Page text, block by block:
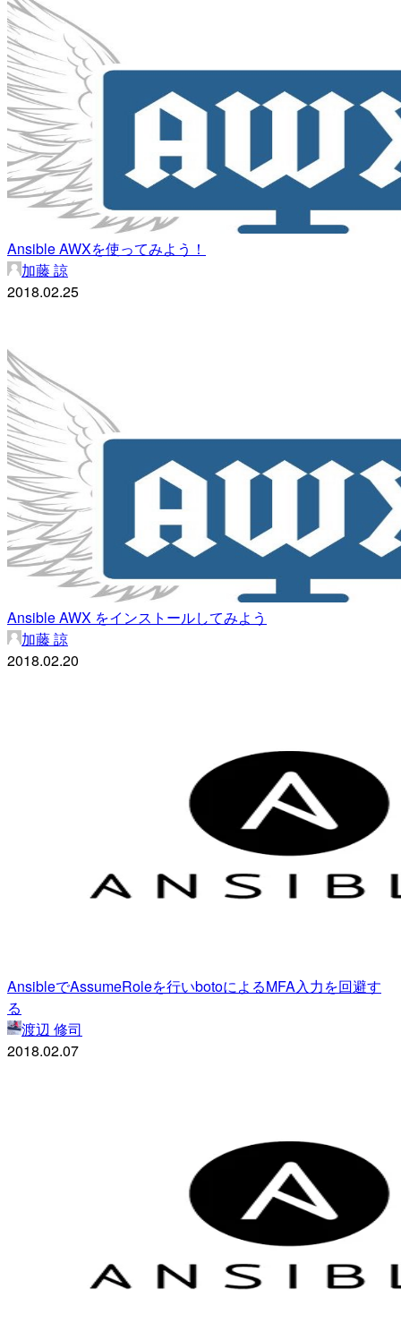
Ansible AWXを使ってみよう！
加藤 諒
2018.02.25
Ansible AWX をインストールしてみよう
加藤 諒
2018.02.20
AnsibleでAssumeRoleを行いbotoによるMFA入力を回避す
る
渡辺 修司
2018.02.07